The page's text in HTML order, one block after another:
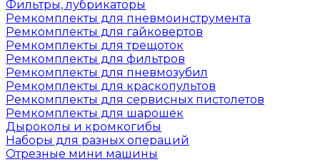
Фильтры, лубрикаторы
Ремкомплекты для пневмоинструмента
Ремкомплекты для гайковертов
Ремкомплекты для трещоток
Ремкомплекты для фильтров
Ремкомплекты для пневмозубил
Ремкомплекты для краскопультов
Ремкомплекты для сервисных пистолетов
Ремкомплекты для шарошек
Дыроколы и кромкогибы
Наборы для разных операций
Отрезные мини машины